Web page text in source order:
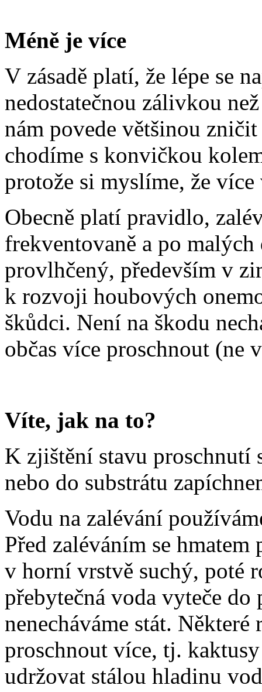
Méně je více
V zásadě platí, že lépe se
nedostatečnou zálivkou
nám povede většinou
chodíme s konvičkou
protože si myslíme, že
Obecně platí pravidlo,
frekventovaně a po
provlhčený, především v
k rozvoji houbových
škůdci. Není na škodu
občas více proschnout (ne
Víte, jak na to?
K zjištění stavu proschnutí
nebo do substrátu
Vodu na zalévání
Před zaléváním se hmatem
v horní vrstvě suchý, poté
přebytečná voda vyteče
nenecháváme stát.
proschnout více, tj.
udržovat stálou hladinu